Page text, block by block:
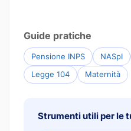
Guide pratiche
Pensione INPS NASpI
Legge 104
Maternità
Strumenti utili per le